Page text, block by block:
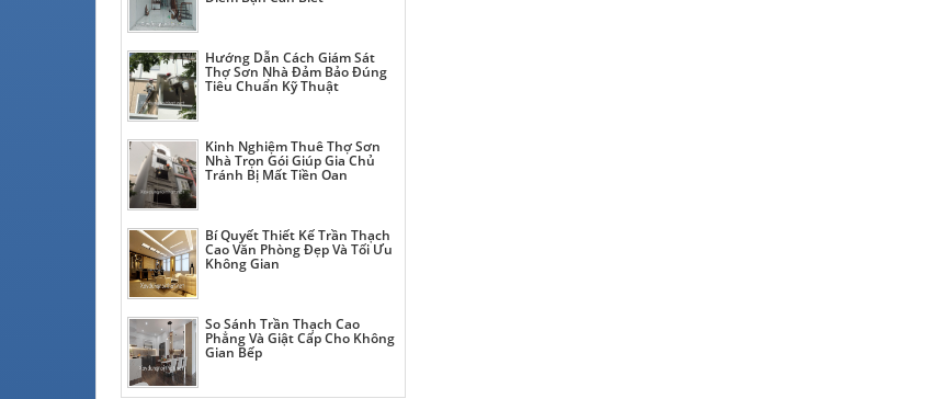
Hướng Dẫn Cách Giám Sát
Thợ Sơn Nhà Đảm Bảo Đúng
Tiêu Chuẩn Kỹ Thuật
Kinh Nghiệm Thuê Thợ Sơn
Nhà Trọn Gói Giúp Gia Chủ
Tránh Bị Mất Tiền Oan
Bí Quyết Thiết Kế Trần Thạch
Cao Văn Phòng Đẹp Và Tối Ưu
Không Gian
So Sánh Trần Thạch Cao
Phẳng Và Giật Cấp Cho Không
Gian Bếp